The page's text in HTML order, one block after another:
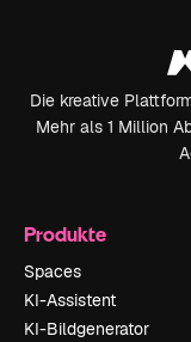
Die kreative
Mehr als 1 Million
Produkte
Spaces
KI-Assistent
KI-Bildgenerator